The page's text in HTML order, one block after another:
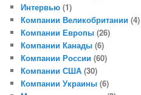
Интервью (1)
Компании Великобритании (4)
Компании Европы (26)
Компании Канады (6)
Компании России (60)
Компании США (30)
Компании Украины (6)